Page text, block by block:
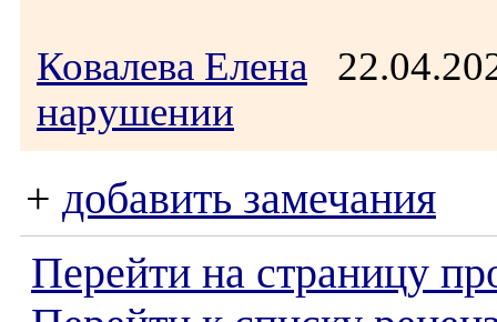
Ковалева Елена
нарушении
+ добавить замечания
Перейти на страницу